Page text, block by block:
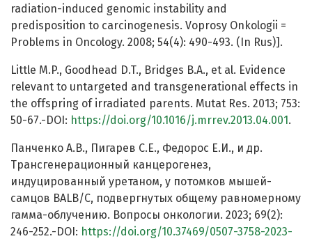
radiation-induced genomic instability and
predisposition to carcinogenesis. Voprosy Onkologii =
Problems in Oncology. 2008; 54(4): 490-493. (In Rus)].
Little M.P., Goodhead D.T., Bridges B.A., et al. Evidence
relevant to untargeted and transgenerational effects in
the offspring of irradiated parents. Mutat Res. 2013; 753:
50-67.-DOI: https://doi.org/10.1016/j.mrrev.2013.04.001 .
Панченко А.В., Пигарев С.Е., Федорос Е.И., и др.
Трансгенерационный канцерогенез,
индуцированный уретаном, у потомков мышей-
самцов BALB/C, подвергнутых общему равномерному
гамма-облучению. Вопросы онкологии. 2023; 69(2):
246-252.-DOI: https://doi.org/10.37469/0507-3758-2023-